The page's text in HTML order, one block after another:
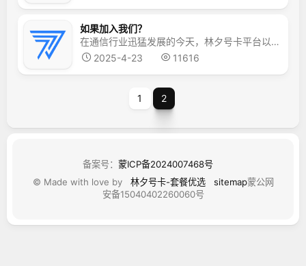
如果加入我们？
在通信行业迅猛发展的今天，林夕号卡平台以其卓越的实力与深厚的资源积累，强势挺进市场，为众多怀揣创业梦想的人士，铺就了一条潜力无限的财富之路。 那么如果加入我们林夕号卡呢？首先我们点:注册后台完成注册。然后我们登陆林夕号卡后台。手机端登录：后台登陆。可以看到有好多套餐流量卡，分别对应不同的佣金。因为我们林夕号卡提现是不需要扣除6％，所以看到多少佣金就可以拿到多...
2025-4-23
11616
1 2
备案号： 蒙ICP备2024007468号
© Made with love by
林夕号卡-套餐优选 sitemap蒙公网
安备15040402260060号